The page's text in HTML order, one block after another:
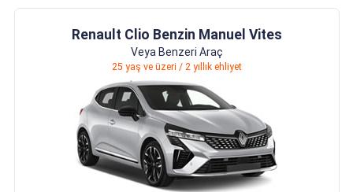
Renault Clio Benzin Manuel Vites
Veya Benzeri Araç
25 yaş ve üzeri / 2 yıllık ehliyet